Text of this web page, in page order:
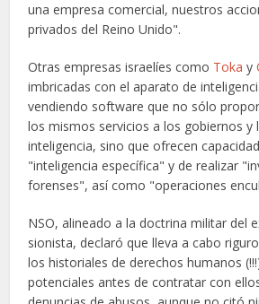
una empresa comercial, nuestros
privados del Reino Unido".
Otras empresas israelíes como Toka y
imbricadas con el aparato de
vendiendo software que no sólo
los mismos servicios a los gobiernos y
inteligencia, sino que ofrecen
"inteligencia específica" y de realizar
forenses", así como "operaciones
NSO, alineado a la doctrina militar del
sionista, declaró que lleva a cabo
los historiales de derechos humanos
potenciales antes de contratar con